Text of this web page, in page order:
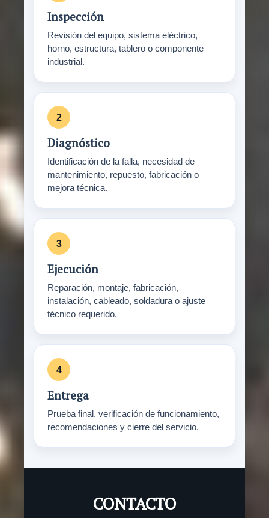
Inspección
Revisión del equipo, sistema eléctrico,
horno, estructura, tablero o componente
industrial.
Diagnóstico
Identificación de la falla, necesidad de
mantenimiento, repuesto, fabricación o
mejora técnica.
Ejecución
Reparación, montaje, fabricación,
instalación, cableado, soldadura o ajuste
técnico requerido.
Entrega
Prueba final, verificación de funcionamiento,
recomendaciones y cierre del servicio.
CONTACTO